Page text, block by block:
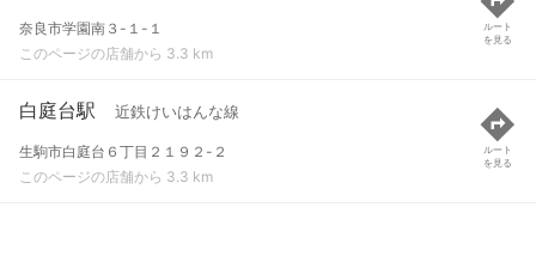
奈良市学園南３-１-１
このページの店舗から 3.3 km
ルート
を見る
白庭台駅 近鉄けいはんな線
生駒市白庭台６丁目２１９２-２
このページの店舗から 3.3 km
ルート
を見る